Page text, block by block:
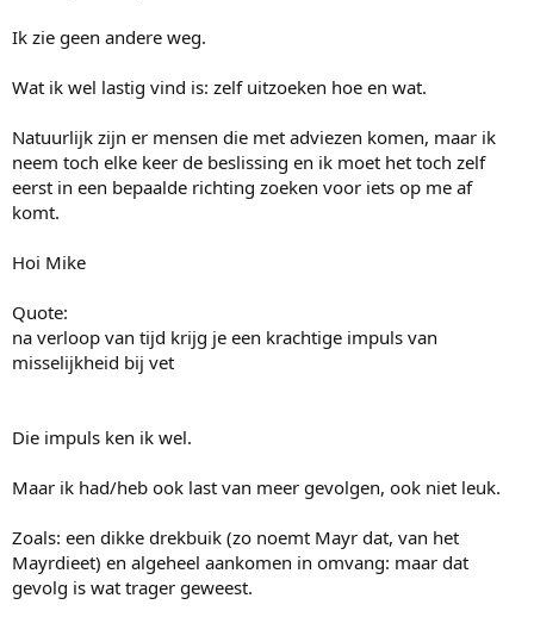
Ik zie geen andere weg.
Wat ik wel lastig vind is: zelf uitzoeken hoe en wat.
Natuurlijk zijn er mensen die met adviezen komen, maar ik
neem toch elke keer de beslissing en ik moet het toch zelf
eerst in een bepaalde richting zoeken voor iets op me af
komt.
Hoi Mike
Quote:
na verloop van tijd krijg je een krachtige impuls van
misselijkheid bij vet
Die impuls ken ik wel.
Maar ik had/heb ook last van meer gevolgen, ook niet leuk.
Zoals: een dikke drekbuik (zo noemt Mayr dat, van het
Mayrdieet) en algeheel aankomen in omvang: maar dat
gevolg is wat trager geweest.